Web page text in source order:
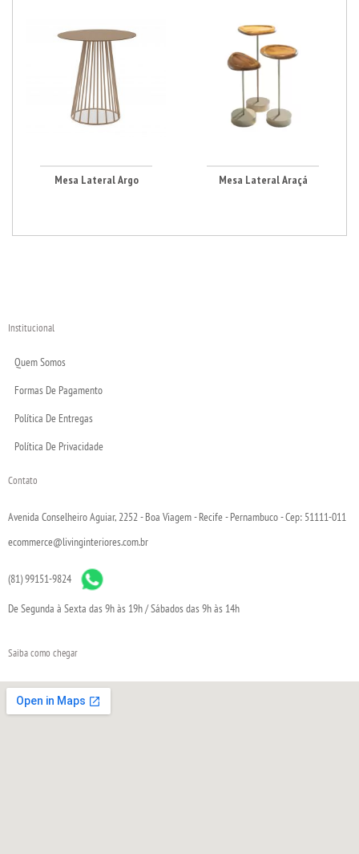
Mesa Lateral Argo Mesa Lateral Araçá
Institucional
Quem Somos
Formas De Pagamento
Política De Entregas
Política De Privacidade
Contato
Avenida Conselheiro Aguiar, 2252 - Boa Viagem - Recife - Pernambuco - Cep: 51111-011
ecommerce@livinginteriores.com.br
(81) 99151-9824
De Segunda à Sexta das 9h às 19h / Sábados das 9h às 14h
Saiba como chegar